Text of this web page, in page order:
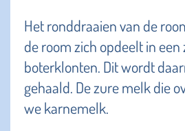
Het ronddraaien van de
de room zich opdeelt in
boterklonten. Dit wordt
gehaald. De zure melk die
we karnemelk.